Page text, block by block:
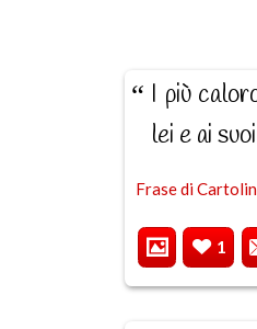
I più
lei e ai
Frase di
1